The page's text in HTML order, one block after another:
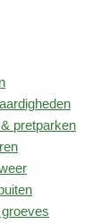
pretparken